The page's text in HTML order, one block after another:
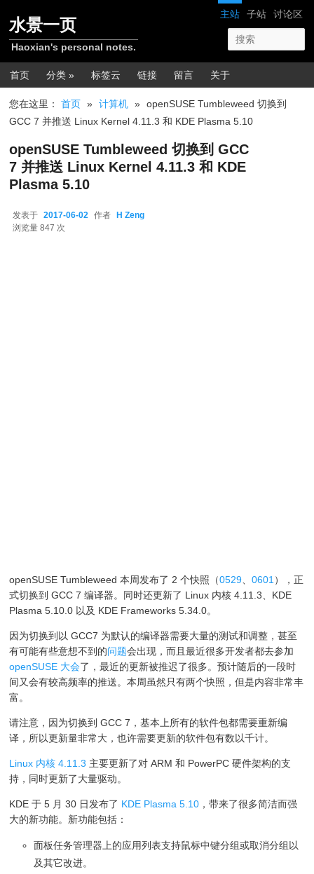
网站导航
主站 子站 讨论区
水景一页
Haoxian's personal notes.
主菜单
首页 分类 » 标签云 链接 留言 关于
您在这里：首页 » 计算机 » openSUSE Tumbleweed 切换到
GCC 7 并推送 Linux Kernel 4.11.3 和 KDE Plasma 5.10
openSUSE Tumbleweed 切换到 GCC
7 并推送 Linux Kernel 4.11.3 和 KDE
Plasma 5.10
发表于 2017-06-02 作者 H Zeng
浏览量 847 次
openSUSE Tumbleweed 本周发布了 2 个快照（0529、0601），正
式切换到 GCC 7 编译器。同时还更新了 Linux 内核 4.11.3、KDE
Plasma 5.10.0 以及 KDE Frameworks 5.34.0。
因为切换到以 GCC7 为默认的编译器需要大量的测试和调整，甚至
有可能有些意想不到的问题会出现，而且最近很多开发者都去参加
openSUSE 大会了，最近的更新被推迟了很多。预计随后的一段时
间又会有较高频率的推送。本周虽然只有两个快照，但是内容非常丰
富。
请注意，因为切换到 GCC 7，基本上所有的软件包都需要重新编
译，所以更新量非常大，也许需要更新的软件包有数以千计。
Linux 内核 4.11.3 主要更新了对 ARM 和 PowerPC 硬件架构的支
持，同时更新了大量驱动。
KDE 于 5 月 30 日发布了 KDE Plasma 5.10 ，带来了很多简洁而强
大的新功能。新功能包括：
面板任务管理器上的应用列表支持鼠标中键分组或取消分组以
及其它改进。